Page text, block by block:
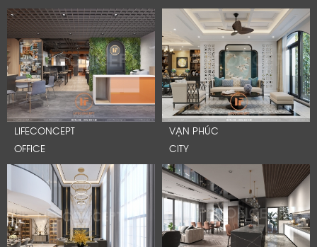
LIFECONCEPT
OFFICE
VẠN PHÚC
CITY